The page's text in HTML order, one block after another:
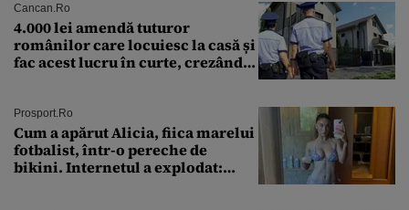
Cancan.ro
4.000 lei amendă tuturor
românilor care locuiesc la casă și
fac acest lucru în curte, crezând
Prosport.ro
Cum a apărut Alicia, fiica marelui
fotbalist, într-o pereche de
bikini. Internetul a explodat: